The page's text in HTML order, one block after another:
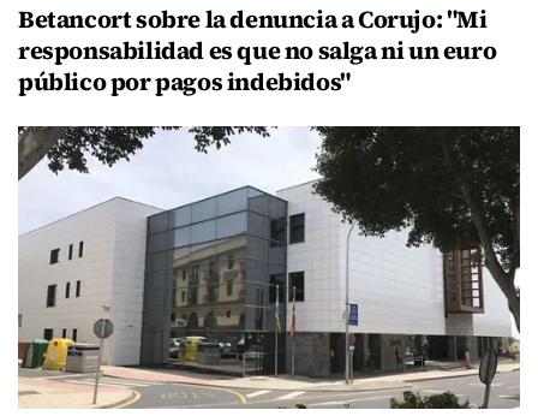
Betancort sobre la denuncia a Corujo: "Mi
responsabilidad es que no salga ni un euro
público por pagos indebidos"